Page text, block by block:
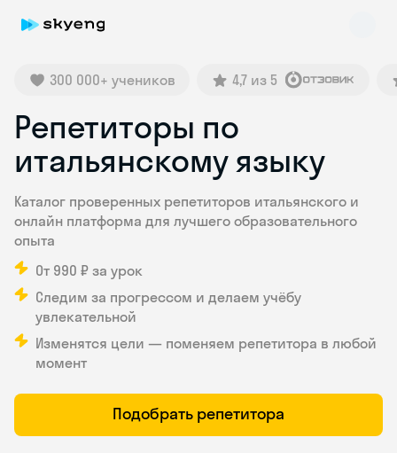
300 000+ учеников 4,7 из 5
Репетиторы по
итальянскому языку
Каталог проверенных репетиторов итальянского и
онлайн платформа для лучшего образовательного
опыта
От 990 ₽ за урок
Следим за прогрессом и делаем учёбу
увлекательной
Изменятся цели — поменяем репетитора в любой
момент
Подобрать репетитора
Skyeng Chat